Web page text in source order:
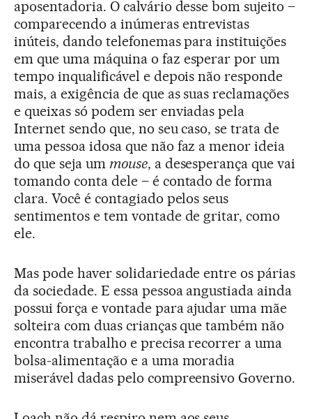
aposentadoria. O calvário desse bom sujeito –
comparecendo a inúmeras entrevistas
inúteis, dando telefonemas para instituições
em que uma máquina o faz esperar por um
tempo inqualificável e depois não responde
mais, a exigência de que as suas reclamações
e queixas só podem ser enviadas pela
Internet sendo que, no seu caso, se trata de
uma pessoa idosa que não faz a menor ideia
do que seja um mouse, a desesperança que vai
tomando conta dele – é contado de forma
clara. Você é contagiado pelos seus
sentimentos e tem vontade de gritar, como
ele.
Mas pode haver solidariedade entre os párias
da sociedade. E essa pessoa angustiada ainda
possui força e vontade para ajudar uma mãe
solteira com duas crianças que também não
encontra trabalho e precisa recorrer a uma
bolsa-alimentação e a uma moradia
miserável dadas pelo compreensivo Governo.